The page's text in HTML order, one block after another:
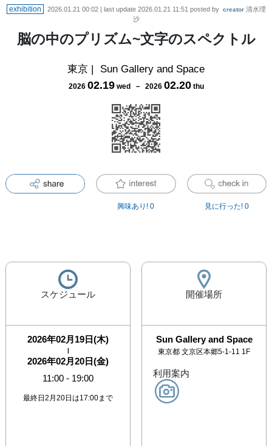
exhibition 2026.01.21 00:02| last update 2026.01.21 11:51 posted by creator 清水理
沙
脳の中のプリズム~文字のスペクトル
東京 | Sun Gallery and Space
2026 02.19 wed－ 2026 02.20 thu
興味あり! 0 見に行った! 0
スケジュール
2026年02月19日(木)
|
2026年02月20日(金)
11:00 - 19:00
最終日2月20日は17:00まで
開催場所
Sun Gallery and Space
東京都 文京区本郷5-1-11 1F
利用案内